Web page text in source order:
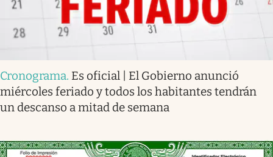
Cronograma. Es oficial | El Gobierno anunció
miércoles feriado y todos los habitantes tendrán
un descanso a mitad de semana